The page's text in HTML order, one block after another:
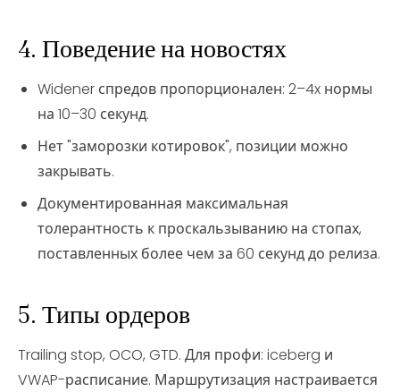
4. Поведение на новостях
Widener спредов пропорционален: 2–4x нормы
на 10–30 секунд.
Нет "заморозки котировок", позиции можно
закрывать.
Документированная максимальная
толерантность к проскальзыванию на стопах,
поставленных более чем за 60 секунд до релиза.
5. Типы ордеров
Trailing stop, OCO, GTD. Для профи: iceberg и
VWAP-расписание. Маршрутизация настраивается